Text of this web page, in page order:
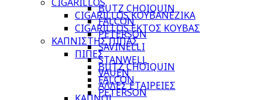
BUTZ CHOIQUIN
FALCON
PETERSON
SAVINELLI
STANWELL
VAUEN
ΑΛΛΕΣ ΕΤΑΙΡΕΙΕΣ
CIGARILLOS ΚΟΥΒΑΝΕΖΙΚΑ
CIGARILLOS ΕΚΤΟΣ ΚΟΥΒΑΣ
ΚΑΠΝΙΣΤΗΣ ΠΙΠΑΣ
ΠΙΠΕΣ
BUTZ CHOIQUIN
FALCON
PETERSON